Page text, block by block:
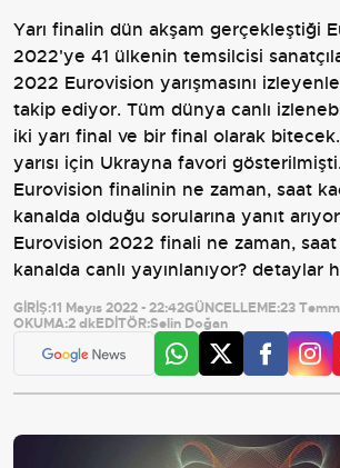
Yarı finalin dün akşam gerçekleştiği
2022'ye 41 ülkenin temsilcisi
2022 Eurovision yarışmasını
takip ediyor. Tüm dünya canlı
iki yarı final ve bir final olarak bitecek.
yarısı için Ukrayna favori
Eurovision finalinin ne zaman, saat
kanalda olduğu sorularına yanıt
Eurovision 2022 finali ne zaman,
kanalda canlı yayınlanıyor? detaylar
GİRİŞ:11 Mayıs 2022 - 22:42GÜNCELLEME:23
OKUMA:2 dkEDİTÖR:Selin Doğan